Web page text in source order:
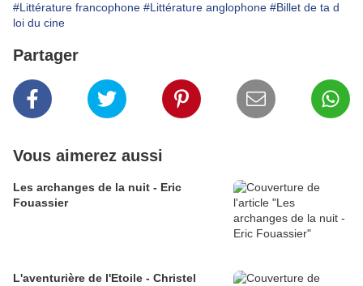
#Littérature francophone #Littérature anglophone #Billet de ta d
loi du cine
Partager
Vous aimerez aussi
Les archanges de la nuit - Eric
Fouassier
L'aventurière de l'Etoile - Christel